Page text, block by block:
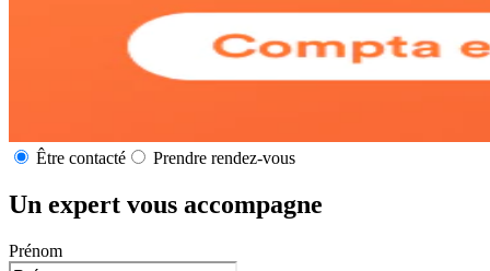
Être contacté Prendre rendez-vous
Un expert vous accompagne
Prénom